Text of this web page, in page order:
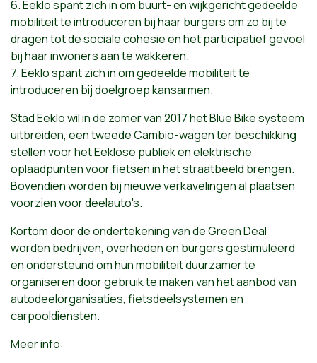
6. Eeklo spant zich in om buurt- en wijkgericht gedeelde
mobiliteit te introduceren bij haar burgers om zo bij te
dragen tot de sociale cohesie en het participatief gevoel
bij haar inwoners aan te wakkeren.
7. Eeklo spant zich in om gedeelde mobiliteit te
introduceren bij doelgroep kansarmen.
Stad Eeklo wil in de zomer van 2017 het Blue Bike systeem
uitbreiden, een tweede Cambio-wagen ter beschikking
stellen voor het Eeklose publiek en elektrische
oplaadpunten voor fietsen in het straatbeeld brengen.
Bovendien worden bij nieuwe verkavelingen al plaatsen
voorzien voor deelauto's.
Kortom door de ondertekening van de Green Deal
worden bedrijven, overheden en burgers gestimuleerd
en ondersteund om hun mobiliteit duurzamer te
organiseren door gebruik te maken van het aanbod van
autodeelorganisaties, fietsdeelsystemen en
carpooldiensten.
Meer info: